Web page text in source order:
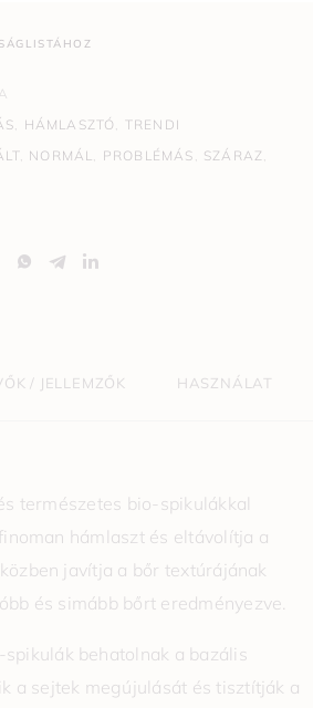
, HÁMLASZTÓ , TRENDI
, NORMÁL, PROBLÉMÁS , SZÁRAZ ,
/ JELLEMZŐK HASZNÁLAT
természetes bio-spikulákkal
hámlaszt és eltávolítja a
javítja a bőr textúrájának
és simább bőrt eredményezve.
spikulák behatolnak a bazális
a sejtek megújulását és tisztítják a